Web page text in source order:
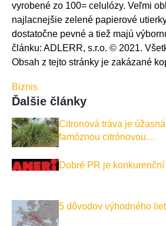
vyrobené zo 100= celulózy. Veľmi
najlacnejšie zelené papierové
dostatočne pevné a tiež majú
článku: ADLERR, s.r.o. © 2021.
Obsah z tejto stránky je zakázané
Biznis
Ďalšie články
Citronová tráva je
famóznou citrónovou…
Dobré PR je
5 dôvodov výhodného